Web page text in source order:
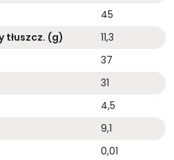
45
tłuszcz. (g)
11,3
37
31
4,5
9,1
0,01